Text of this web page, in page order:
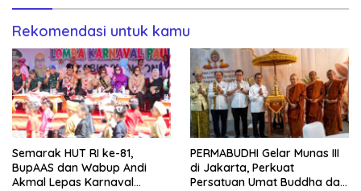
Rekomendasi untuk kamu
Semarak HUT RI ke-81,
BupAAS dan Wabup Andi
Akmal Lepas Karnaval
PERMABUDHI Gelar Munas III
di Jakarta, Perkuat
Persatuan Umat Buddha dan